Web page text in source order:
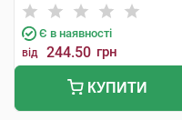
Є в наявності
від 244.50 грн
КУПИТИ